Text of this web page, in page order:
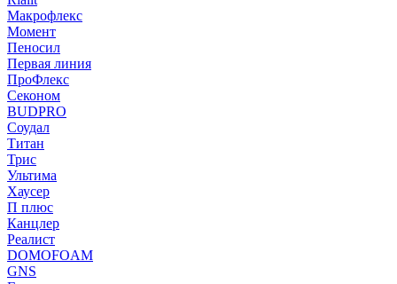
Макрофлекс
Момент
Пеносил
Первая линия
ПроФлекс
Секоном
BUDPRO
Соудал
Титан
Трис
Ультима
Хаусер
П плюс
Канцлер
Реалист
DOMOFOAM
GNS